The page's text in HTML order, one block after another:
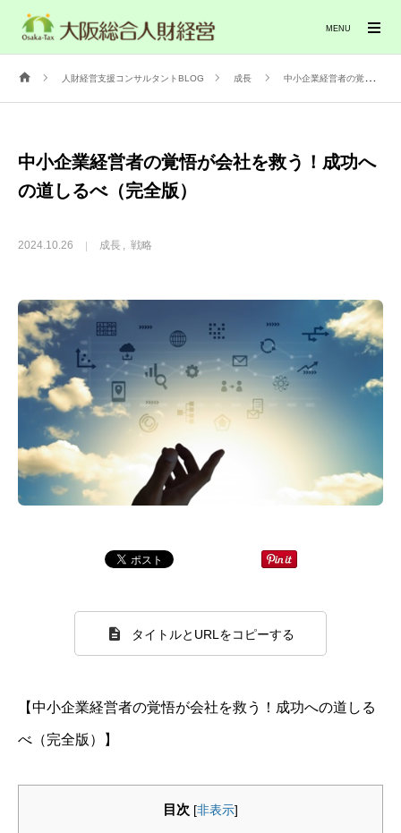
人財経営支援コンサルタントBLOG 成長 中小企業経営者の覚悟が会社を救う！成功への道しるべ（完全版）
中小企業経営者の覚悟が会社を救う！成功へ
の道しるべ（完全版）
2024.10.26 成長 戦略
タイトルとURLをコピーする
【中小企業経営者の覚悟が会社を救う！成功への道しる
べ（完全版）】
目次 [非表示]
MENU